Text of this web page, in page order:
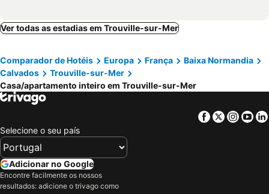
Ver todas as estadias em Trouville-sur-Mer
Comparador de Hotéis Europa França
Baixa Normandia
Calvados
Trouville-sur-Mer
Casa/apartamento inteiro em Trouville-sur-Mer
Facebook
Twitter
Selecione o seu país
Adicionar no Google
Encontre facilmente os nossos
resultados: adicione o trivago como